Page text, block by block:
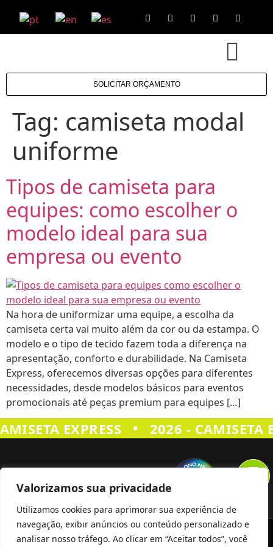
Valorizamos sua privacidade
Utilizamos cookies para aprimorar sua experiência de
navegação, exibir anúncios ou conteúdo personalizado e
analisar nosso tráfego. Ao clicar em “Aceitar todos”, você
SOLICITAR ORÇAMENTO
Tag: camiseta modal
uniforme
Tipos de camiseta para
equipes: como escolher o
modelo ideal para sua
empresa ou evento
Na hora de uniformizar uma equipe, a escolha da
camiseta certa vai muito além da cor ou da estampa. O
modelo e o tipo de tecido fazem toda a diferença na
apresentação, conforto e durabilidade. Na Camiseta
Express, oferecemos diversas opções para diferentes
necessidades, desde modelos básicos para eventos
promocionais até peças premium para equipes […]
EXPRESS • 2026 - CAMISETA
Siga Nos